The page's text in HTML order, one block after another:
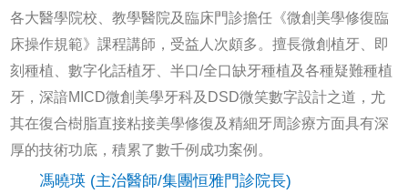
各大醫學院校、教學醫院及臨床門診擔任《微創美學修復臨
床操作規範》課程講師，受益人次頗多。擅長微創植牙、即
刻種植、數字化話植牙、半口/全口缺牙種植及各種疑難種植
牙，深諳MICD微創美學牙科及DSD微笑數字設計之道，尤
其在復合樹脂直接粘接美學修復及精細牙周診療方面具有深
厚的技術功底，積累了數千例成功案例。
馮曉瑛 (主治醫師/集團恒雅門診院長)